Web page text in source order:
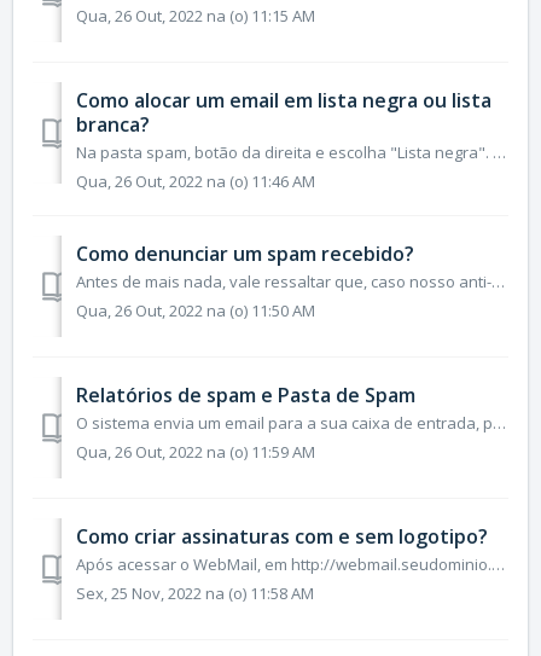
Qua, 26 Out, 2022 na (o) 11:15 AM
Como alocar um email em lista negra ou lista
branca?
Na pasta spam, botão da direita e escolha "Lista negra". Caso seja um email que esteja em sua caixa de entrada, mova-o, antes, para a pasta sp...
Qua, 26 Out, 2022 na (o) 11:46 AM
Como denunciar um spam recebido?
Antes de mais nada, vale ressaltar que, caso nosso anti-spam não tenha detectado determinado spam (falso negativo), você pode movê-lo para a pasta "Sp...
Qua, 26 Out, 2022 na (o) 11:50 AM
Relatórios de spam e Pasta de Spam
O sistema envia um email para a sua caixa de entrada, por padrão, a cada 12h, detalhando todos os emails que estão na pasta de spam, para que você não preci...
Qua, 26 Out, 2022 na (o) 11:59 AM
Como criar assinaturas com e sem logotipo?
Após acessar o WebMail, em http://webmail.seudominio.com.br (trocando seudominio.com.br pelo seu domínio), clique em Catálogos de Endereços, na barra de opç...
Sex, 25 Nov, 2022 na (o) 11:58 AM